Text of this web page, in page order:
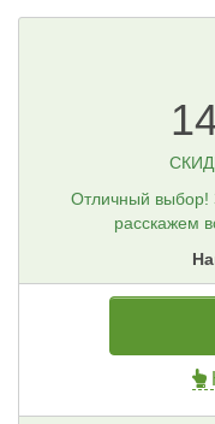
Отличный выбор!
расскажем